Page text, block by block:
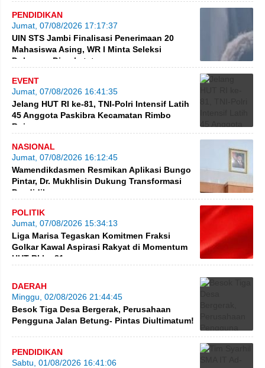
PENDIDIKAN
Jumat, 07/08/2026 17:17:37
UIN STS Jambi Finalisasi Penerimaan 20
Mahasiswa Asing, WR I Minta Seleksi
Dokumen Diperketat
EVENT
Jumat, 07/08/2026 16:41:35
Jelang HUT RI ke-81, TNI-Polri Intensif Latih
45 Anggota Paskibra Kecamatan Rimbo
Bujang
NASIONAL
Jumat, 07/08/2026 16:12:45
Wamendikdasmen Resmikan Aplikasi Bungo
Pintar, Dr. Mukhlisin Dukung Transformasi
Pendidikan
POLITIK
Jumat, 07/08/2026 15:34:13
Liga Marisa Tegaskan Komitmen Fraksi
Golkar Kawal Aspirasi Rakyat di Momentum
HUT RI ke-81
DAERAH
Minggu, 02/08/2026 21:44:45
Besok Tiga Desa Bergerak, Perusahaan
Pengguna Jalan Betung- Pintas Diultimatum!
PENDIDIKAN
Sabtu, 01/08/2026 16:41:06